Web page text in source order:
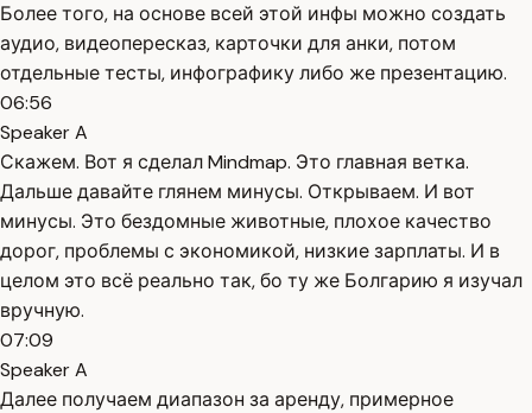
Более того, на основе всей этой инфы можно создать
аудио, видеопересказ, карточки для анки, потом
отдельные тесты, инфографику либо же презентацию.
06:56
Speaker A
Скажем. Вот я сделал Mindmap. Это главная ветка.
Дальше давайте глянем минусы. Открываем. И вот
минусы. Это бездомные животные, плохое качество
дорог, проблемы с экономикой, низкие зарплаты. И в
целом это всё реально так, бо ту же Болгарию я изучал
вручную.
07:09
Speaker A
Далее получаем диапазон за аренду, примерное